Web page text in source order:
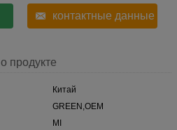
контактные данные
продукте
Китай
GREEN,OEM
MI